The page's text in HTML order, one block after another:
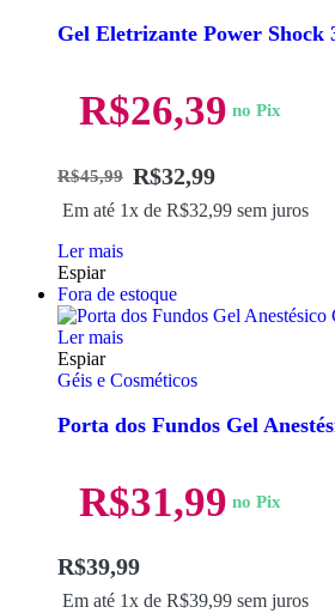
Gel Eletrizante Power Shock
R$45,99 R$32,99
Em até 1x de R$32,99 sem juros
R$26,39 no Pix
Ler mais
Espiar
Fora de estoque
Ler mais
Espiar
Géis e Cosméticos
Porta dos Fundos Gel
R$39,99
Em até 1x de R$39,99 sem juros
R$31,99 no Pix